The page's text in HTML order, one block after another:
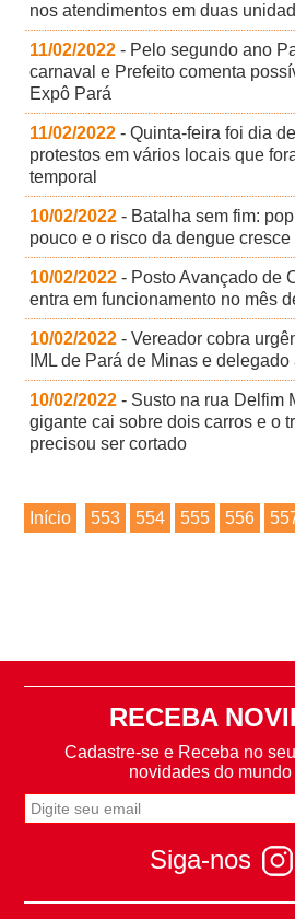
nos atendimentos em duas
11/02/2022 - Pelo segundo ano
carnaval e Prefeito comenta
Expô Pará
11/02/2022 - Quinta-feira foi dia
protestos em vários locais que
temporal
10/02/2022 - Batalha sem fim:
pouco e o risco da dengue cresce
10/02/2022 - Posto Avançado de
entra em funcionamento no mês
10/02/2022 - Vereador cobra
IML de Pará de Minas e
10/02/2022 - Susto na rua Delfim
gigante cai sobre dois carros e o
precisou ser cortado
Início 553 554 555 556
RECEBA
Cadastre-se e Receba no
novidades do
Siga-nos